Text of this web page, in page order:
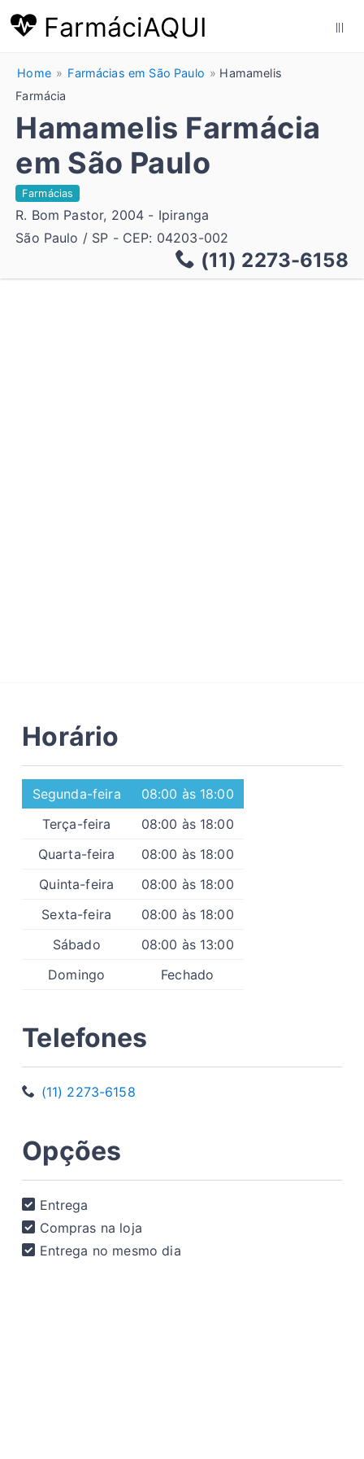
FarmáciAQUI
Home Farmácias em São Paulo
Hamamelis
Farmácia
Hamamelis Farmácia
em São Paulo
Farmácias
R. Bom Pastor, 2004 - Ipiranga
São Paulo / SP - CEP: 04203-002
(11) 2273-6158
Horário
Segunda-feira
08:00 às 18:00
Terça-feira
08:00 às 18:00
Quarta-feira
08:00 às 18:00
Quinta-feira
08:00 às 18:00
Sexta-feira
08:00 às 18:00
Sábado
08:00 às 13:00
Domingo
Fechado
Telefones
(11) 2273-6158
Opções
Entrega
Compras na loja
Entrega no mesmo dia